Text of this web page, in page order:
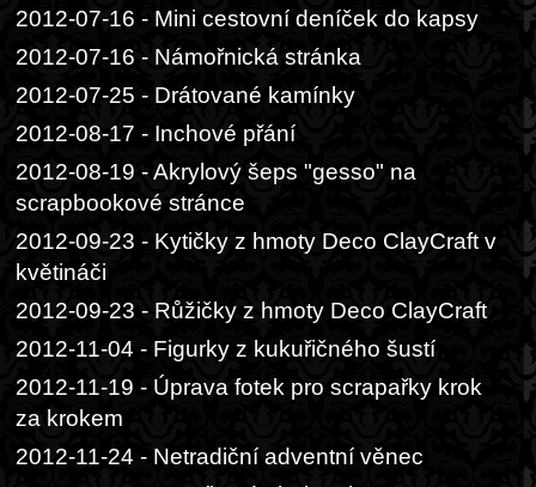
2012-07-16 - Mini cestovní deníček do kapsy
2012-07-16 - Námořnická stránka
2012-07-25 - Drátované kamínky
2012-08-17 - Inchové přání
2012-08-19 - Akrylový šeps "gesso" na
scrapbookové stránce
2012-09-23 - Kytičky z hmoty Deco ClayCraft v
květináči
2012-09-23 - Růžičky z hmoty Deco ClayCraft
2012-11-04 - Figurky z kukuřičného šustí
2012-11-19 - Úprava fotek pro scrapařky krok
za krokem
2012-11-24 - Netradiční adventní věnec